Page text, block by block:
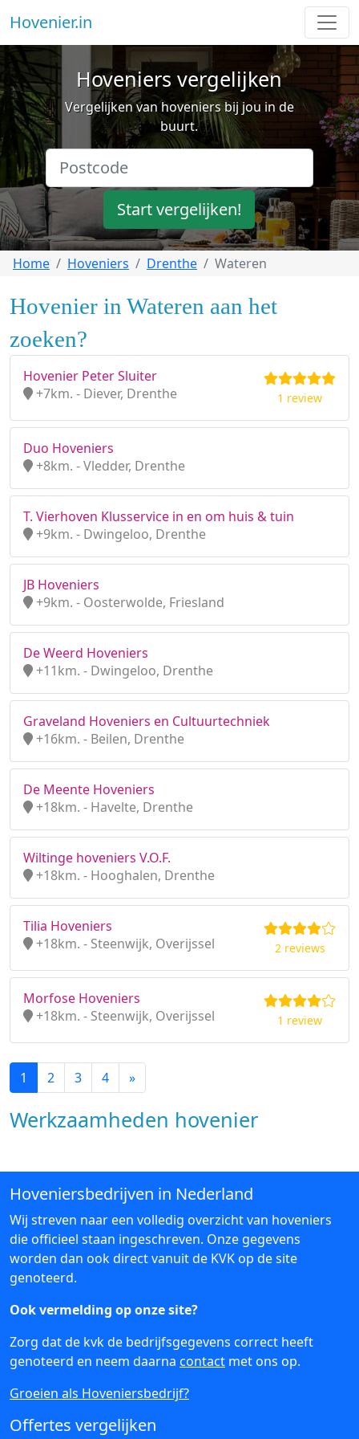
Hovenier.in
Hoveniers vergelijken
Vergelijken van hoveniers bij jou in de
buurt.
Start vergelijken!
Home Hoveniers Drenthe Wateren
Hovenier in Wateren aan het
zoeken?
Hovenier Peter Sluiter
+7km. - Diever, Drenthe
1 review
Duo Hoveniers
+8km. - Vledder, Drenthe
T. Vierhoven Klusservice in en om huis & tuin
+9km. - Dwingeloo, Drenthe
JB Hoveniers
+9km. - Oosterwolde, Friesland
De Weerd Hoveniers
+11km. - Dwingeloo, Drenthe
Graveland Hoveniers en Cultuurtechniek
+16km. - Beilen, Drenthe
De Meente Hoveniers
+18km. - Havelte, Drenthe
Wiltinge hoveniers V.O.F.
+18km. - Hooghalen, Drenthe
Tilia Hoveniers
+18km. - Steenwijk, Overijssel
2 reviews
Morfose Hoveniers
+18km. - Steenwijk, Overijssel
1 review
1 2 3 4 »
Werkzaamheden hovenier
Hoveniersbedrijven in Nederland
Wij streven naar een volledig overzicht van hoveniers
die officieel staan ingeschreven. Onze gegevens
worden dan ook direct vanuit de KVK op de site
genoteerd.
Ook vermelding op onze site?
Zorg dat de kvk de bedrijfsgegevens correct heeft
genoteerd en neem daarna contact met ons op.
Groeien als Hoveniersbedrijf?
Offertes vergelijken